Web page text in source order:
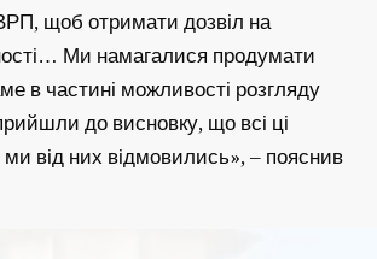
щоб отримати дозвіл на
Ми намагалися продумати
в частині можливості розгляду
до висновку, що всі ці
ми від них відмовились», – пояснив